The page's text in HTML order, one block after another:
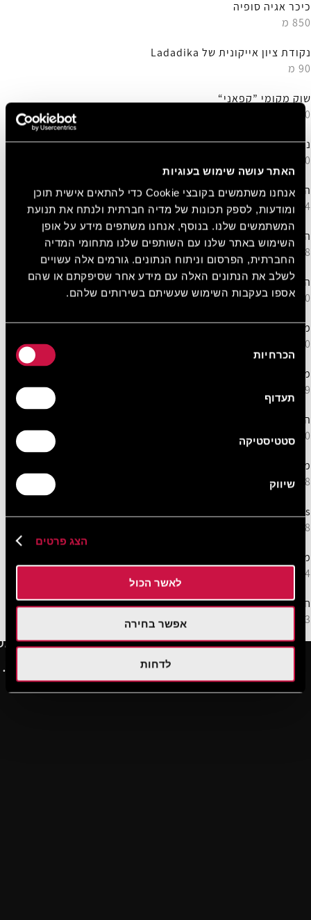
האתר עושה שימוש בעוגיות
אנחנו משתמשים בקובצי Cookie כדי להתאים אישית תוכן
ומודעות, לספק תכונות של מדיה חברתית ולנתח את תנועת
המשתמשים שלנו. בנוסף, אנחנו משתפים מידע על אופן
השימוש באתר שלנו עם השותפים שלנו מתחומי המדיה
החברתית, הפרסום וניתוח הנתונים. גורמים אלה עשויים
לשלב את הנתונים האלה עם מידע אחר שסיפקתם או שהם
אספו בעקבות השימוש שעשיתם בשירותים שלהם.
בחירת
הסכמה
הכרחיות
תעדוף
סטטיסטיקה
שיווק
הצג פרטים
לאשר הכול
אפשר בחירה
לדחות
כיכר אגיה סופיה
850 מ
נקודת ציון אייקונית של Ladadika
90 מ
שוק מקומי ”קפאני“
550 מ
נמל סלוניקי
350 מ
המגדל הלבן של סלוניקי
1,4 מק"מ
המוזיאון הארכיאולוגי של סלוניקי
1,8 מק"מ
המוזיאון היהודי של סלוניקי
170 מ
מוזיאון האשליות סלוניקי
220 מ
מוזיאון אטאטורק של סלוניקי
1,9 מק"מ
הפורום הרומי העתיק
850 מ
מוזיאון ארכיאולוגי
1,8 מק"מ
MOMus/ מוזיאון לאמנות עכשווית
1,8 מק"מ
מוזיאון המלחמה
2,4 מק"מ
חוף סלוניקי (Nea Paralia Thessalonikis)
3 מק"מ